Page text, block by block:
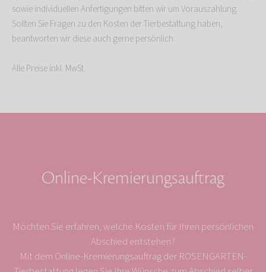
sowie individuellen Anfertigungen bitten wir um Vorauszahlung.
Sollten Sie Fragen zu den Kosten der Tierbestattung haben,
beantworten wir diese auch gerne persönlich.
Alle Preise inkl. MwSt.
Online-Kremierungsauftrag
Möchten Sie erfahren, welche Kosten für Ihren persönlichen
Abschied entstehen?
Mit dem Online-Kremierungsauftrag der ROSENGARTEN-